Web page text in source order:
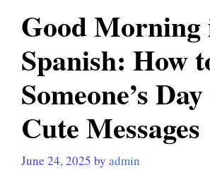
Good Morning
Spanish: How
Someone’s
Cute Messages
June 24, 2025 by admin